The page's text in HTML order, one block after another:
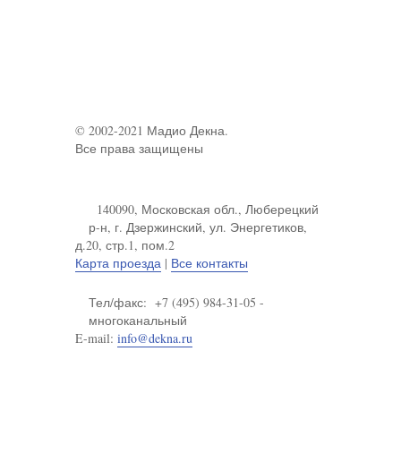
© 2002-2021 Мадио Декна.
Все права защищены
140090, Московская обл., Люберецкий
р-н, г. Дзержинский, ул. Энергетиков,
д.20, стр.1, пом.2
Карта проезда | Все контакты
Тел/факс: +7 (495) 984-31-05 -
многоканальный
E-mail: info@dekna.ru